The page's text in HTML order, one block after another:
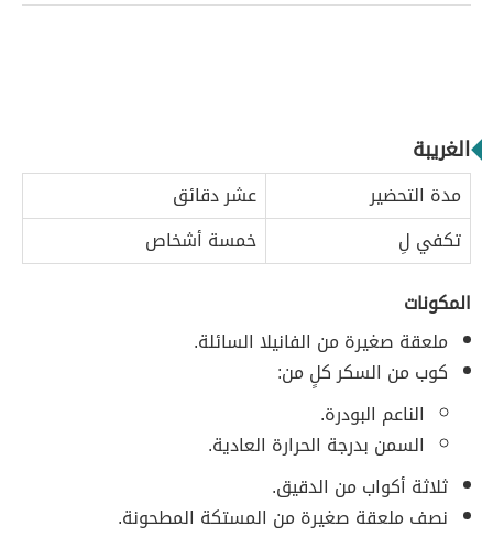
الغريبة
مدة التحضير
عشر دقائق
تكفي لِ
خمسة أشخاص
المكونات
ملعقة صغيرة من الفانيلا السائلة.
كوب من السكر كلٍ من:
الناعم البودرة.
السمن بدرجة الحرارة العادية.
ثلاثة أكواب من الدقيق.
نصف ملعقة صغيرة من المستكة المطحونة.